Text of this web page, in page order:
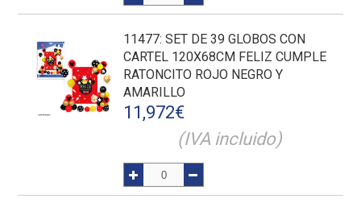
11477: SET DE 39 GLOBOS CON
CARTEL 120X68CM FELIZ CUMPLE
RATONCITO ROJO NEGRO Y
AMARILLO
11,972€
(IVA incluido)